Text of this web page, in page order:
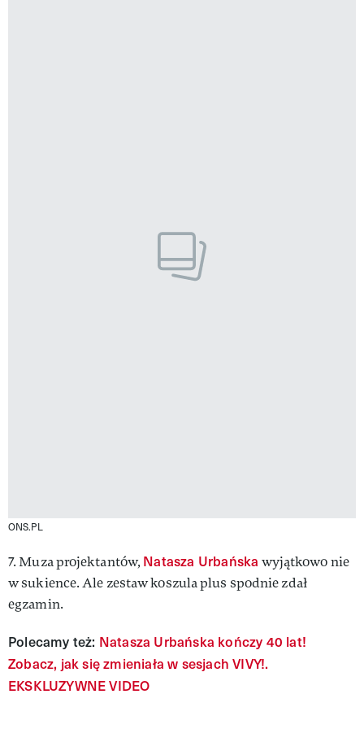
ONS.PL
7. Muza projektantów, Natasza Urbańska wyjątkowo nie
w sukience. Ale zestaw koszula plus spodnie zdał
egzamin.
Polecamy też: Natasza Urbańska kończy 40 lat!
Zobacz, jak się zmieniała w sesjach VIVY!.
EKSKLUZYWNE VIDEO